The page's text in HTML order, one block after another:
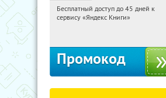
01:44:46
Получи первым!
Бесплатный доступ до 45 дней к
сервису «Яндекс Книги»
Промокод